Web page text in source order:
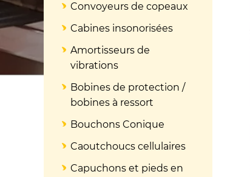
Convoyeurs de copeaux
Cabines insonorisées
Amortisseurs de
vibrations
Bobines de protection /
bobines à ressort
Bouchons Conique
Caoutchoucs cellulaires
Capuchons et pieds en